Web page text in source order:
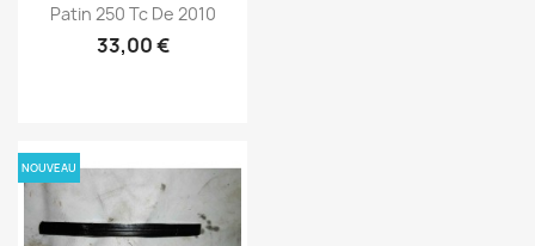
Patin 250 Tc De 2010
33,00 €
NOUVEAU